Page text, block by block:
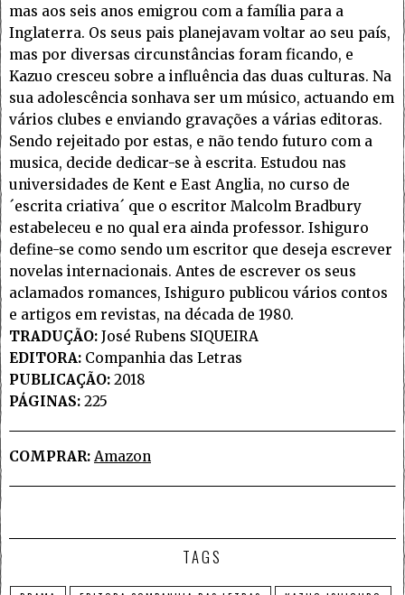
mas aos seis anos emigrou com a família para a
Inglaterra. Os seus pais planejavam voltar ao seu país,
mas por diversas circunstâncias foram ficando, e
Kazuo cresceu sobre a influência das duas culturas. Na
sua adolescência sonhava ser um músico, actuando em
vários clubes e enviando gravações a várias editoras.
Sendo rejeitado por estas, e não tendo futuro com a
musica, decide dedicar-se à escrita. Estudou nas
universidades de Kent e East Anglia, no curso de
´escrita criativa´ que o escritor Malcolm Bradbury
estabeleceu e no qual era ainda professor. Ishiguro
define-se como sendo um escritor que deseja escrever
novelas internacionais. Antes de escrever os seus
aclamados romances, Ishiguro publicou vários contos
e artigos em revistas, na década de 1980.
TRADUÇÃO: José Rubens SIQUEIRA
EDITORA: Companhia das Letras
PUBLICAÇÃO: 2018
PÁGINAS: 225
COMPRAR: Amazon
TAGS